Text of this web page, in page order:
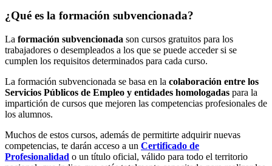
¿Qué es la formación subvencionada?
La formación subvencionada son cursos gratuitos para los
trabajadores o desempleados a los que se puede acceder si se
cumplen los requisitos determinados para cada curso.
La formación subvencionada se basa en la colaboración entre los
Servicios Públicos de Empleo y entidades homologadas para la
impartición de cursos que mejoren las competencias profesionales de
los alumnos.
Muchos de estos cursos, además de permitirte adquirir nuevas
competencias, te darán acceso a un Certificado de
Profesionalidad o un título oficial, válido para todo el territorio